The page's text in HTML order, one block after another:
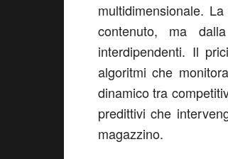
multidimensionale.
contenuto, ma
interdipendenti. Il
algoritmi che
dinamico tra
predittivi che
magazzino.